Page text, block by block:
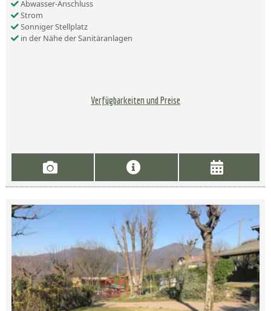
Abwasser-Anschluss
Strom
Sonniger Stellplatz
in der Nähe der Sanitäranlagen
Verfügbarkeiten und Preise